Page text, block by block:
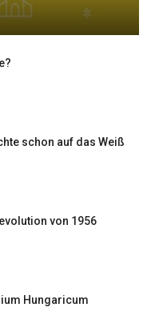
schon auf das Weiß
von 1956
Hungaricum